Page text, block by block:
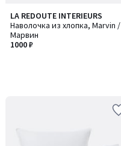
LA REDOUTE INTERIEURS
Наволочка из хлопка, Marvin /
Марвин
1000 ₽